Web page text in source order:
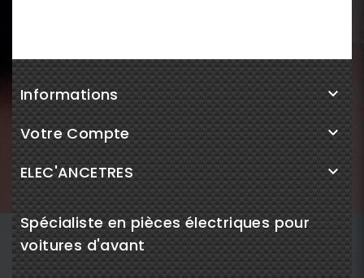
Informations 
Votre Compte 
ELEC'ANCETRES 
Spécialiste en pièces électriques pour
voitures d'avant